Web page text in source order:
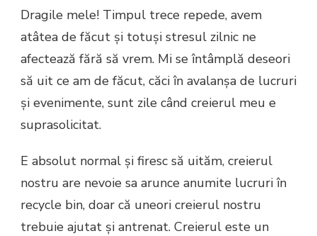
Dragile mele! Timpul trece repede, avem
atâtea de făcut și totuși stresul zilnic ne
afectează fără să vrem. Mi se întâmplă deseori
să uit ce am de făcut, căci în avalanșa de lucruri
și evenimente, sunt zile când creierul meu e
suprasolicitat.
E absolut normal și firesc să uităm, creierul
nostru are nevoie sa arunce anumite lucruri în
recycle bin, doar că uneori creierul nostru
trebuie ajutat și antrenat. Creierul este un